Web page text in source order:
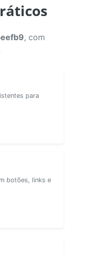
, com
para
botões, links e